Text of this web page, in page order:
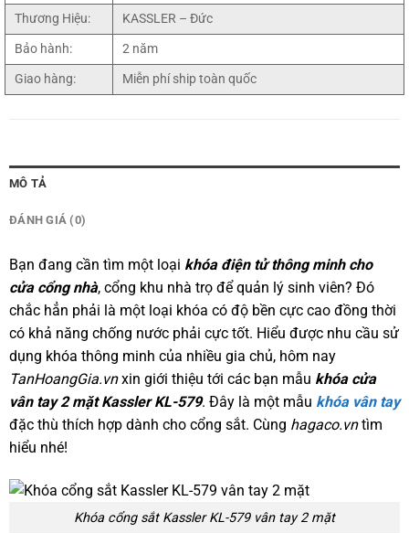
Thương Hiệu:
KASSLER – Đức
Bảo hành:
2 năm
Giao hàng:
Miễn phí ship toàn quốc
MÔ TẢ
ĐÁNH GIÁ (0)
Bạn đang cần tìm một loại khóa điện tử thông minh cho
cửa cổng nhà, cổng khu nhà trọ để quản lý sinh viên? Đó
chắc hẳn phải là một loại khóa có độ bền cực cao đồng thời
có khả năng chống nước phải cực tốt. Hiểu được nhu cầu sử
dụng khóa thông minh của nhiều gia chủ, hôm nay
TanHoangGia.vnxin giới thiệu tới các bạn mẫu khóa cửa
vân tay 2 mặt Kassler KL-579. Đây là một mẫu khóa vân tay
đặc thù thích hợp dành cho cổng sắt. Cùng hagaco.vntìm
hiểu nhé!
Khóa cổng sắt Kassler KL-579 vân tay 2 mặt